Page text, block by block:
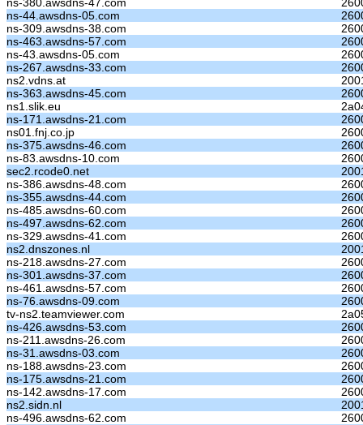
ns-44.awsdns-05.com
ns-309.awsdns-38.com
ns-463.awsdns-57.com
ns-43.awsdns-05.com
ns-267.awsdns-33.com
ns2.vdns.at
ns-363.awsdns-45.com
ns1.slik.eu
ns-171.awsdns-21.com
ns01.fnj.co.jp
ns-375.awsdns-46.com
ns-83.awsdns-10.com
sec2.rcode0.net
ns-386.awsdns-48.com
ns-355.awsdns-44.com
ns-485.awsdns-60.com
ns-497.awsdns-62.com
ns-329.awsdns-41.com
ns2.dnszones.nl
ns-218.awsdns-27.com
ns-301.awsdns-37.com
ns-461.awsdns-57.com
ns-76.awsdns-09.com
tv-ns2.teamviewer.com
ns-426.awsdns-53.com
ns-211.awsdns-26.com
ns-31.awsdns-03.com
ns-188.awsdns-23.com
ns-175.awsdns-21.com
ns-142.awsdns-17.com
ns2.sidn.nl
ns-496.awsdns-62.com